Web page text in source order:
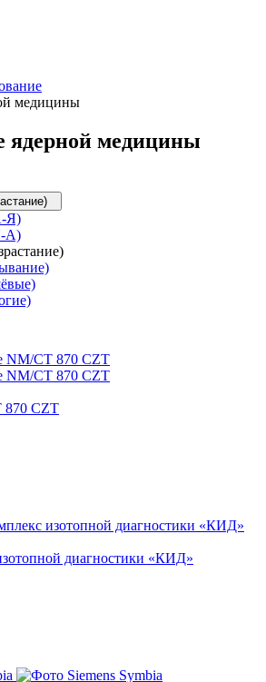
медицины
ядерной медицины
Я)
А)
870 CZT
диагностики «КИД»